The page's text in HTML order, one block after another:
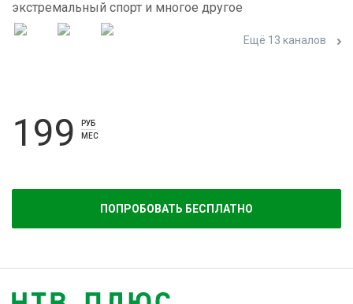
экстремальный спорт и многое другое
Ещё 13 каналов
199
РУБ
МЕС
ПОПРОБОВАТЬ БЕСПЛАТНО